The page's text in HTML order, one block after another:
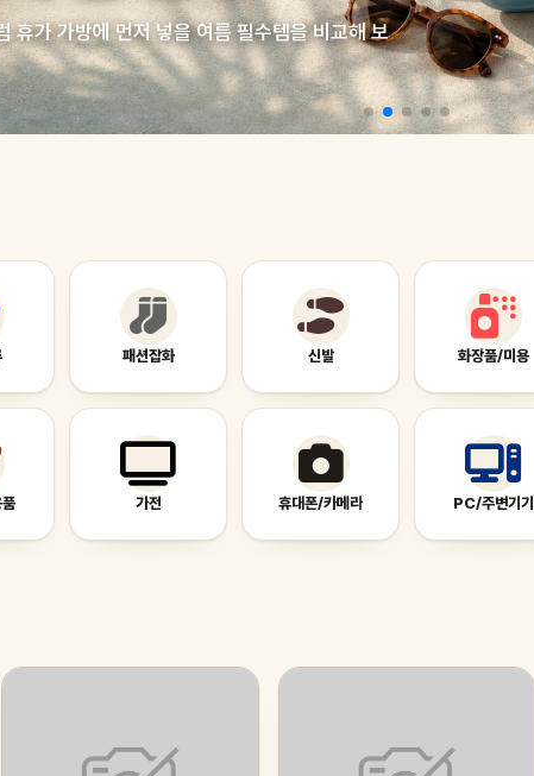
휴가 가방에 먼저 넣을 여름 필수템을 비교해 보
패션잡화 신발 화장품/미용
가전 휴대폰/카메라 PC/주변기기